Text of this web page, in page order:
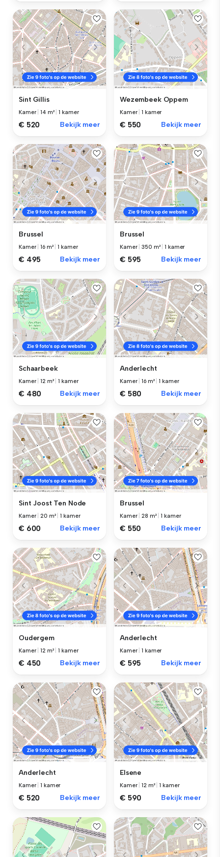
Sint Gillis
Kamer |14 m² |1 kamer
€ 520 Bekijk meer
Wezembeek Oppem
Kamer |1 kamer
€ 550 Bekijk meer
Brussel
Kamer |16 m² |1 kamer
€ 495 Bekijk meer
Brussel
Kamer |350 m² |1 kamer
€ 595 Bekijk meer
Schaarbeek
Kamer |12 m² |1 kamer
€ 480 Bekijk meer
Anderlecht
Kamer |16 m² |1 kamer
€ 580 Bekijk meer
Sint Joost Ten Node
Kamer |20 m² |1 kamer
€ 600 Bekijk meer
Brussel
Kamer |28 m² |1 kamer
€ 550 Bekijk meer
Oudergem
Kamer |12 m² |1 kamer
€ 450 Bekijk meer
Anderlecht
Kamer |1 kamer
€ 595 Bekijk meer
Anderlecht
Kamer |1 kamer
€ 520 Bekijk meer
Elsene
Kamer |12 m² |1 kamer
€ 590 Bekijk meer